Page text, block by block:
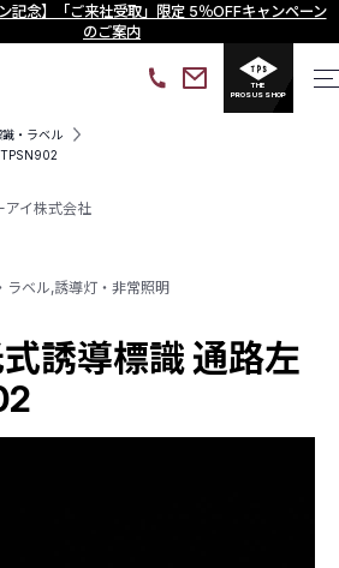
記念】「ご来社受取」限定 5％OFFキャンペーン
のご案内
THE
PROSUS SHOP
・ラベル
TPSN902
アイ株式会社
ラベル,誘導灯・非常照明
誘導標識 通路左